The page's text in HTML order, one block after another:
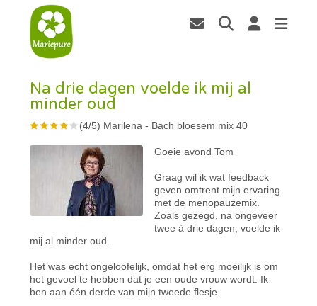
Na drie dagen voelde ik mij al
minder oud
(4/5) Marilena - Bach bloesem mix 40
Goeie avond Tom
Graag wil ik wat feedback
geven omtrent mijn ervaring
met de menopauzemix.
Zoals gezegd, na ongeveer
twee à drie dagen, voelde ik
mij al minder oud.
Het was echt ongeloofelijk, omdat het erg moeilijk is om
het gevoel te hebben dat je een oude vrouw wordt. Ik
ben aan één derde van mijn tweede flesje.